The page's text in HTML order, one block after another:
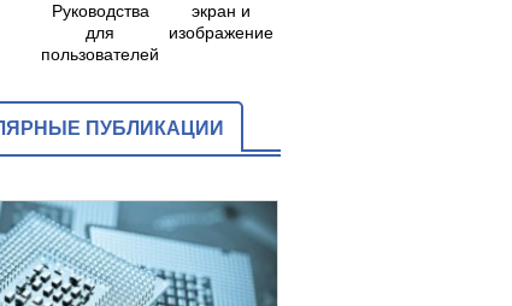
Руководства
для
пользователей
экран и
изображение
ПУБЛИКАЦИИ